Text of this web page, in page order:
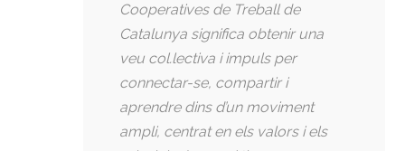
Cooperatives de Treball de
Catalunya significa obtenir una
veu col.lectiva i impuls per
connectar-se, compartir i
aprendre dins d’un moviment
ampli, centrat en els valors i els